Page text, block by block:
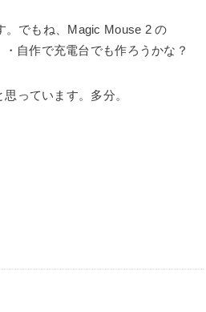
。でもね、Magic Mouse 2 の
自作で充電台でも作ろうかな？
っています。多分。